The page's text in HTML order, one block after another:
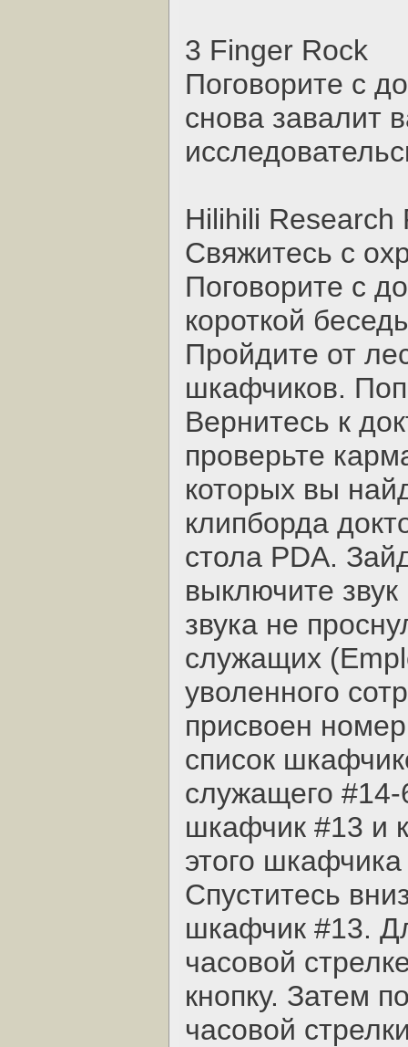
3 Finger Rock
Поговорите с
снова завалит
Hilihili Research
Свяжитесь с
Поговорите с
короткой
Пройдите от
шкафчиков.
Вернитесь к
проверьте
которых вы
клипборда
стола PDA.
выключите
звука не
служащих
уволенного
присвоен
список
служащего
шкафчик #13 и
этого
Спуститесь
шкафчик #13.
часовой
кнопку. Затем
часовой